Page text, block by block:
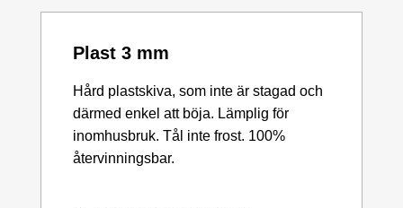
Plast 3 mm
Hård plastskiva, som inte är stagad och
därmed enkel att böja. Lämplig för
inomhusbruk. Tål inte frost. 100%
återvinningsbar.